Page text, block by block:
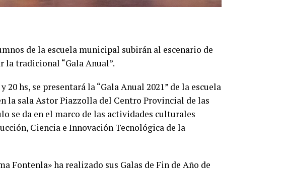
de la escuela municipal subirán al escenario de
la tradicional “Gala Anual”.
hs, se presentará la “Gala Anual 2021” de la escuela
la sala Astor Piazzolla del Centro Provincial de las
se da en el marco de las actividades culturales
Ciencia e Innovación Tecnológica de la
Fontenla» ha realizado sus Galas de Fin de Año de